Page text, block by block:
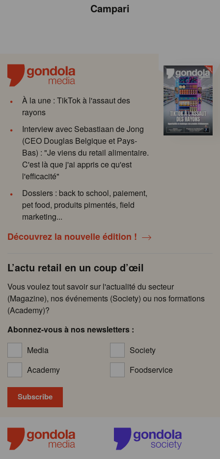
Campari
À la une : TikTok à l'assaut des
rayons
Interview avec Sebastiaan de Jong
(CEO Douglas Belgique et Pays-
Bas) : "Je viens du retail alimentaire.
C'est là que j'ai appris ce qu'est
l'efficacité"
Dossiers : back to school, paiement,
pet food, produits pimentés, field
marketing...
Découvrez la nouvelle édition !
L’actu retail en un coup d’œil
Vous voulez tout savoir sur l'actualité du secteur
(Magazine), nos événements (Society) ou nos formations
(Academy)?
Abonnez-vous à nos newsletters :
Media
Society
Academy
Foodservice